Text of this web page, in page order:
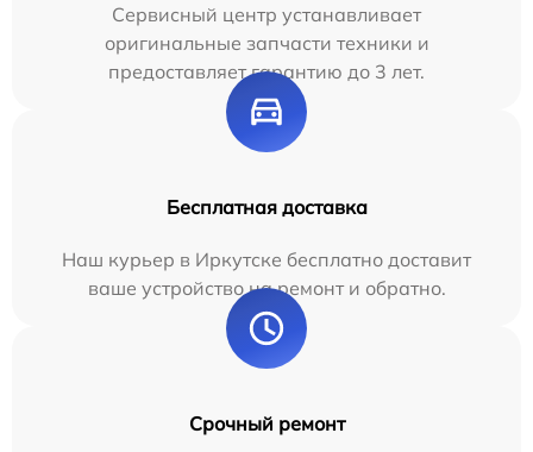
Сервисный центр устанавливает
оригинальные запчасти техники и
предоставляет гарантию до 3 лет.
Бесплатная доставка
Наш курьер в Иркутске бесплатно доставит
ваше устройство на ремонт и обратно.
Срочный ремонт